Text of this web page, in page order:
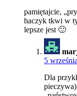
pamiętajcie,
haczyk tkwi w
lepsze jest 🙂
5
Dla